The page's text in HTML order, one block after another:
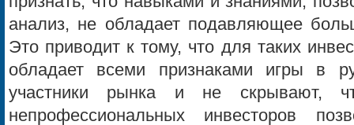
анализ, не обладает подавляющее
Это приводит к тому, что для таких
обладает всеми признаками игры в
участники рынка и не скрывают,
непрофессиональных инвесторов